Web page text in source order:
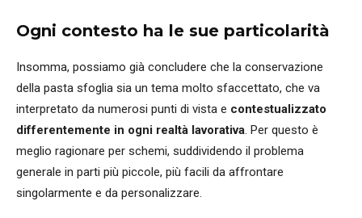
Ogni contesto ha le sue particolarità
Insomma, possiamo già concludere che la conservazione
della pasta sfoglia sia un tema molto sfaccettato, che va
interpretato da numerosi punti di vista e contestualizzato
differentemente in ogni realtà lavorativa. Per questo è
meglio ragionare per schemi, suddividendo il problema
generale in parti più piccole, più facili da affrontare
singolarmente e da personalizzare.